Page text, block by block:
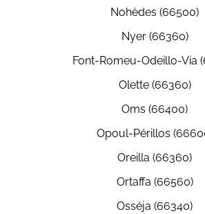
Nohèdes (66500)
Nyer (66360)
Font-Romeu-Odeillo-Via
Olette (66360)
Oms (66400)
Opoul-Périllos
Oreilla (66360)
Ortaffa (66560)
Osséja (66340)